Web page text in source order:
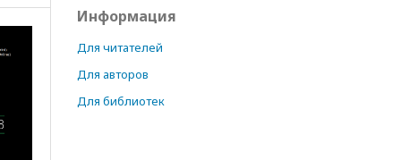
Информация
Для читателей
Для авторов
Для библиотек